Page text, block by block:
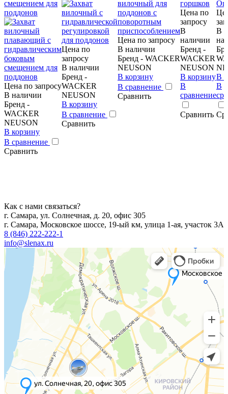
смещением для
поддонов
Цена по запросу
В наличии
Бренд -
WACKER
NEUSON
В корзину
В сравнение
Сравнить
Цена по
запросу
В наличии
Бренд -
WACKER
NEUSON
В корзину
В сравнение
Сравнить
Цена по запросу
В наличии
Бренд - WACKER
NEUSON
В корзину
В сравнение
Сравнить
Цена по
запросу
В
наличии
Бренд -
WACKER
NEUSON
В корзину
В
сравнение
Сравнить
В
В
В
Как с нами связаться?
г. Самара, ул. Солнечная, д. 20, офис 305
г. Самара, Московское шоссе, 19-ый км, улица 1-ая, участок 3А
8 (846) 222-222-1
info@slenax.ru